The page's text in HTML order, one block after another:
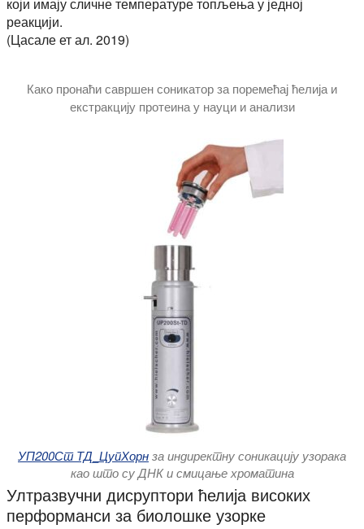
који имају сличне температуре топљења у једној
реакцији.
(Цасале ет ал. 2019)
Како пронаћи савршен соникатор за поремећај ћелија и
екстракцију протеина у науци и анализи
УП200Ст ТД_ЦупХорнза индиректну соникацију узорака
као што су ДНК и смицање хроматина
Ултразвучни дисруптори ћелија високих
перформанси за биолошке узорке